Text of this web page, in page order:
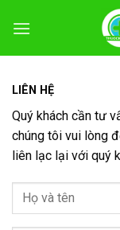
đến
LIÊN HỆ
Quý khách cần tư
chúng tôi vui lòng
liên lạc lại với quý